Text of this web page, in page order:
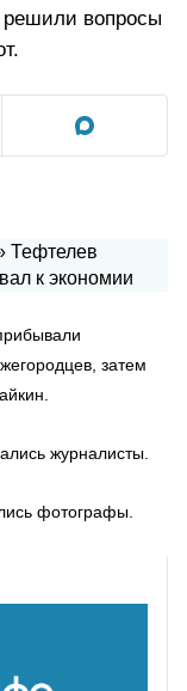
решили вопросы
затем
журналисты.
фотографы.